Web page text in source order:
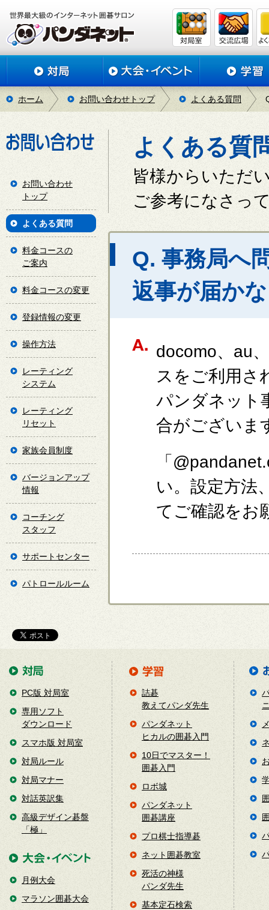
ホーム お問い合わせトップ よくある質問
よくある質
皆様からいただ
ご参考になさっ
Q. 事務局へ
返事が届か
docomo、au
スをご利用さ
パンダネット
合がございま
「
い。設定方法
てご確認をお
お問い合わせ
トップ
よくある質問
料金コースの
ご案内
料金コースの変更
登録情報の変更
操作方法
レーティング
システム
レーティング
リセット
家族会員制度
バージョンアップ
情報
コーチング
スタッフ
サポートセンター
パトロールルーム
PC版 対局室
専用ソフト
ダウンロード
スマホ版 対局室
対局ルール
対局マナー
対話英訳集
高級デザイン碁盤
「極」
月例大会
マラソン囲碁大会
詰碁
教えてパンダ先生
パンダネット
ヒカルの囲碁入門
10日でマスター！
囲碁入門
ロボ城
パンダネット
囲碁講座
プロ棋士指導碁
ネット囲碁教室
死活の神様
パンダ先生
基本定石検索